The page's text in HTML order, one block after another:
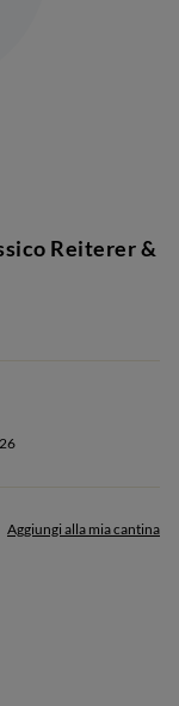
Reiterer &
Aggiungi alla mia cantina